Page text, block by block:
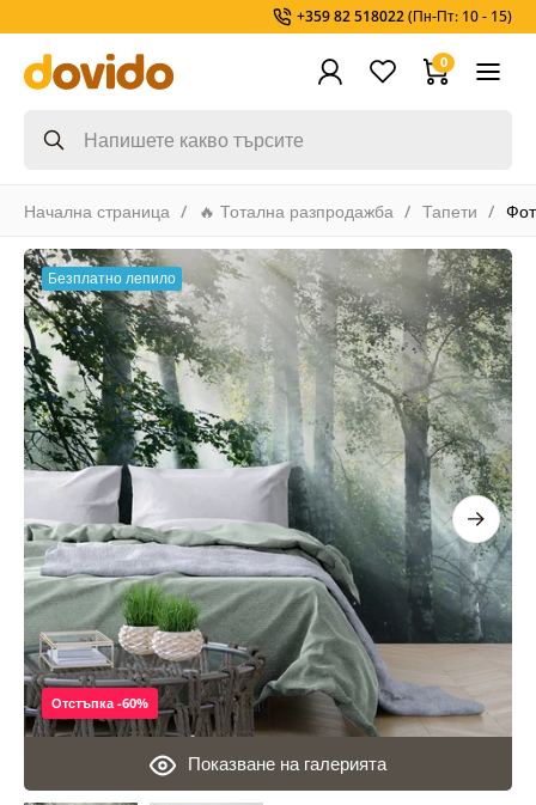
+359 82 518022(Пн-Пт: 10 - 15)
0
Начална страница 🔥 Тотална разпродажба Тапети
Показване на галерията
Отстъпка -60%
Безплатно лепило